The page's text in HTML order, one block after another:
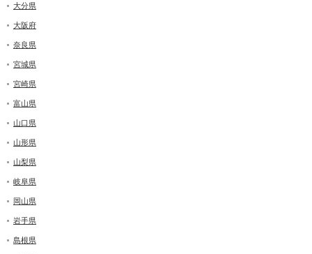
大分県
大阪府
奈良県
宮城県
宮崎県
富山県
山口県
山形県
山梨県
岐阜県
岡山県
岩手県
島根県